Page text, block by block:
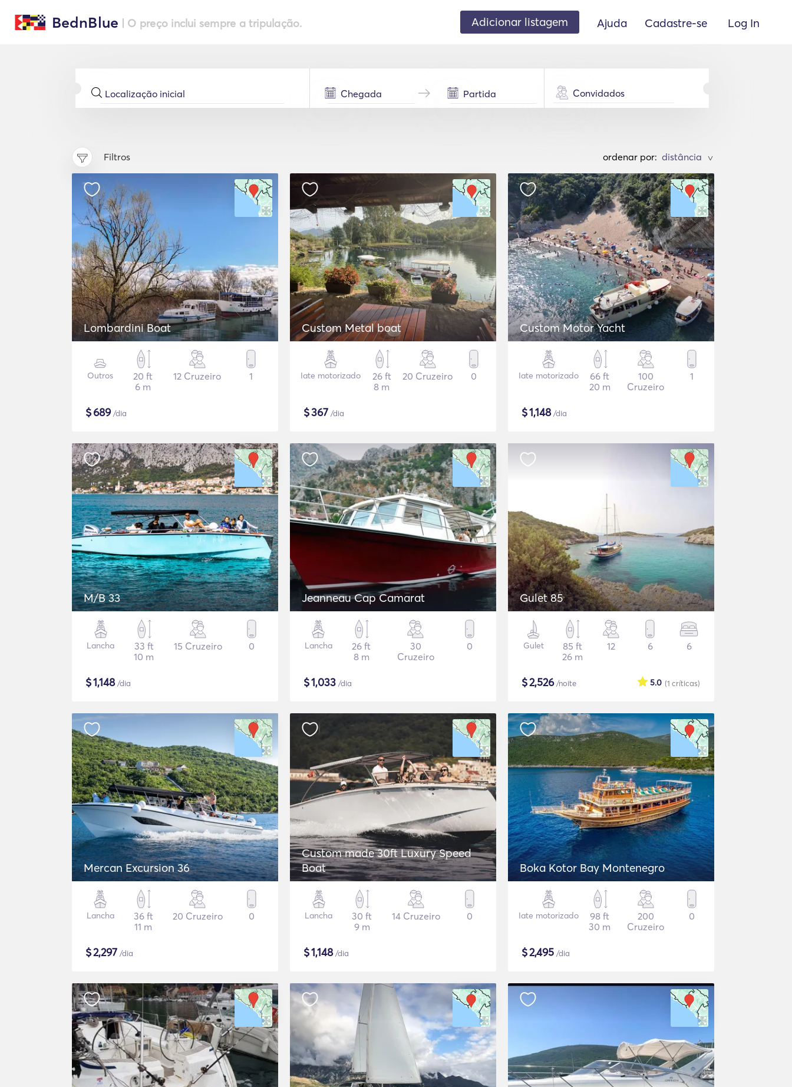
BednBlue | O preço inclui sempre a tripulação. Adicionar listagem Ajuda Cadastre-se Log In
Convidados
Filtros ordenar por: >
Lombardini Boat
Outros
20 ft
6 m
12 Cruzeiro 1
$689/dia
Custom Metal boat
Iate motorizado
26 ft
8 m
20 Cruzeiro 0
$367 /dia
Custom Motor Yacht
Iate motorizado
66 ft
20 m
100
Cruzeiro
1
$1,148/dia
M/B 33
Lancha
33 ft
10 m
15 Cruzeiro 0
$1,148/dia
Jeanneau Cap Camarat
Lancha
26 ft
8 m
30
Cruzeiro
0
$1,033 /dia
Gulet 85
Gulet
85 ft
26 m
12 6 6
$2,526/noite (1 críticas)
5.0
Mercan Excursion 36
Lancha
36 ft
11 m
20 Cruzeiro 0
$2,297 /dia
Custom made 30ft Luxury Speed
Boat
Lancha
30 ft
9 m
14 Cruzeiro 0
$1,148/dia
Boka Kotor Bay Montenegro
Iate motorizado
98 ft
30 m
200
Cruzeiro
0
$2,495 /dia